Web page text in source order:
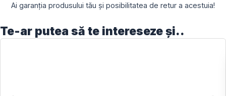
Ai garanția produsului tău și posibilitatea de retur a acestuia!
Te-ar putea să te intereseze și..